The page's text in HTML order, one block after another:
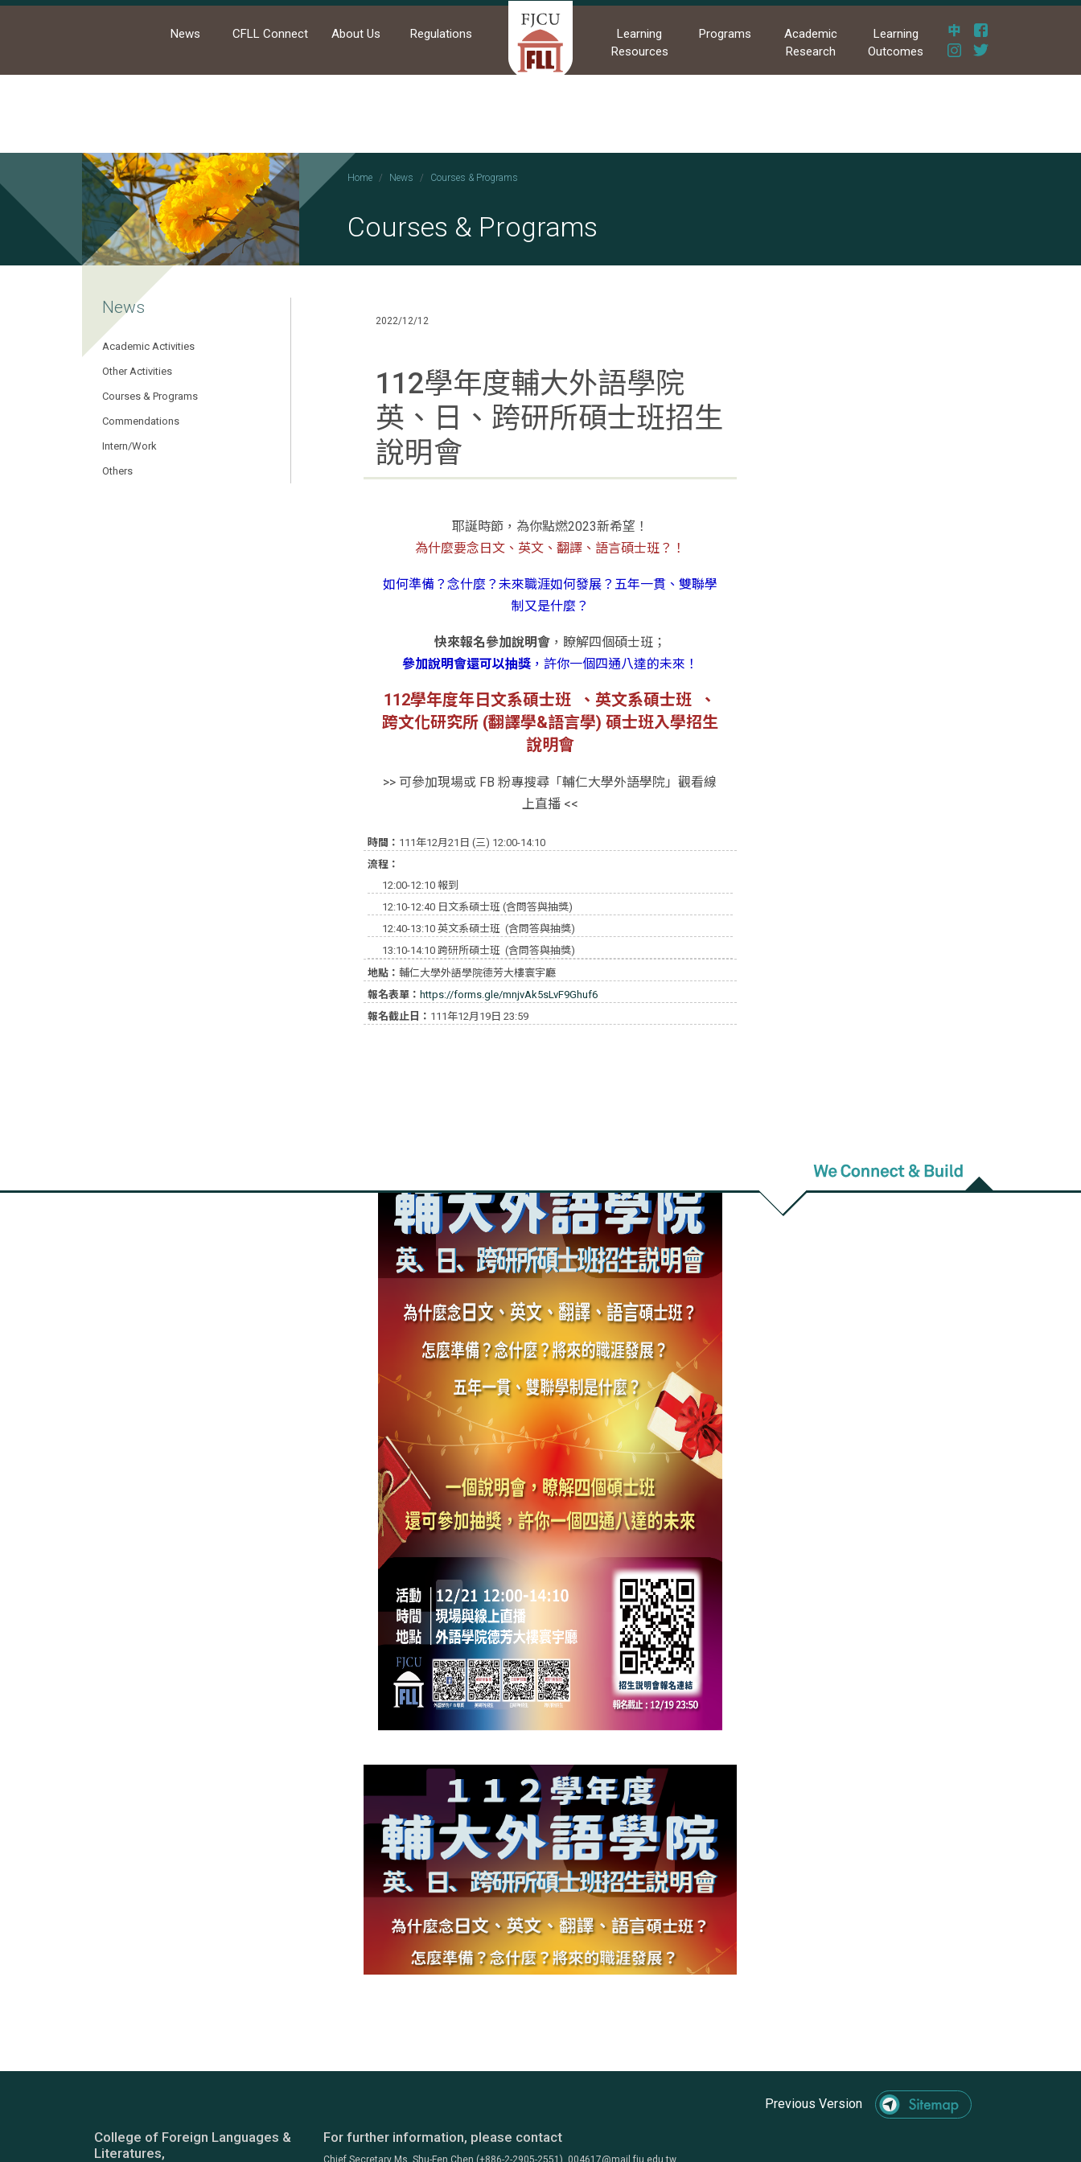
News CFLL Connect About Us Regulations
Learning
Resources
Programs
Academic
Research
Learning
Outcomes
Home News Courses & Programs
Courses & Programs
News
Academic Activities
Other Activities
Courses & Programs
Commendations
Intern/Work
Others
2022/12/12
112學年度輔大外語學院
英、日、跨研所碩士班招生
說明會
耶誕時節，為你點燃2023新希望！
為什麼要念日文、英文、翻譯、語言碩士班？！
如何準備？念什麼？未來職涯如何發展？五年一貫、雙聯學
制又是什麼？
快來報名參加說明會，瞭解四個碩士班；
參加說明會還可以抽獎，許你一個四通八達的未來！
112學年度年日文系碩士班 、英文系碩士班 、
跨文化研究所 (翻譯學&語言學) 碩士班入學招生
說明會
>> 可參加現場或 FB 粉專搜尋「輔仁大學外語學院」觀看線
上直播 <<
時間： 111年12月21日 (三) 12:00-14:10
流程：
12:00-12:10 報到
12:10-12:40 日文系碩士班 (含問答與抽獎)
12:40-13:10 英文系碩士班 (含問答與抽獎)
13:10-14:10 跨研所碩士班 (含問答與抽獎)
地點： 輔仁大學外語學院德芳大樓寰宇廳
報名表單： https://forms.gle/mnjvAk5sLvF9Ghuf6
報名截止日： 111年12月19日 23:59
Previous Version
College of Foreign Languages &
Literatures,
For further information, please contact